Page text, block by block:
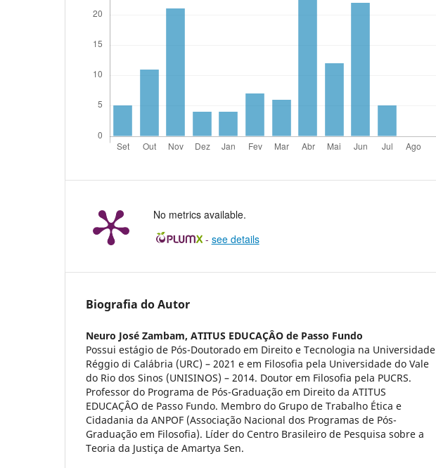
No metrics available.
- see details
Biografia do Autor
Neuro José Zambam, ATITUS EDUCAÇÂO de Passo Fundo
Possui estágio de Pós-Doutorado em Direito e Tecnologia na Universidade
Réggio di Calábria (URC) – 2021 e em Filosofia pela Universidade do Vale
do Rio dos Sinos (UNISINOS) – 2014. Doutor em Filosofia pela PUCRS.
Professor do Programa de Pós-Graduação em Direito da ATITUS
EDUCAÇÂO de Passo Fundo. Membro do Grupo de Trabalho Ética e
Cidadania da ANPOF (Associação Nacional dos Programas de Pós-
Graduação em Filosofia). Líder do Centro Brasileiro de Pesquisa sobre a
Teoria da Justiça de Amartya Sen.